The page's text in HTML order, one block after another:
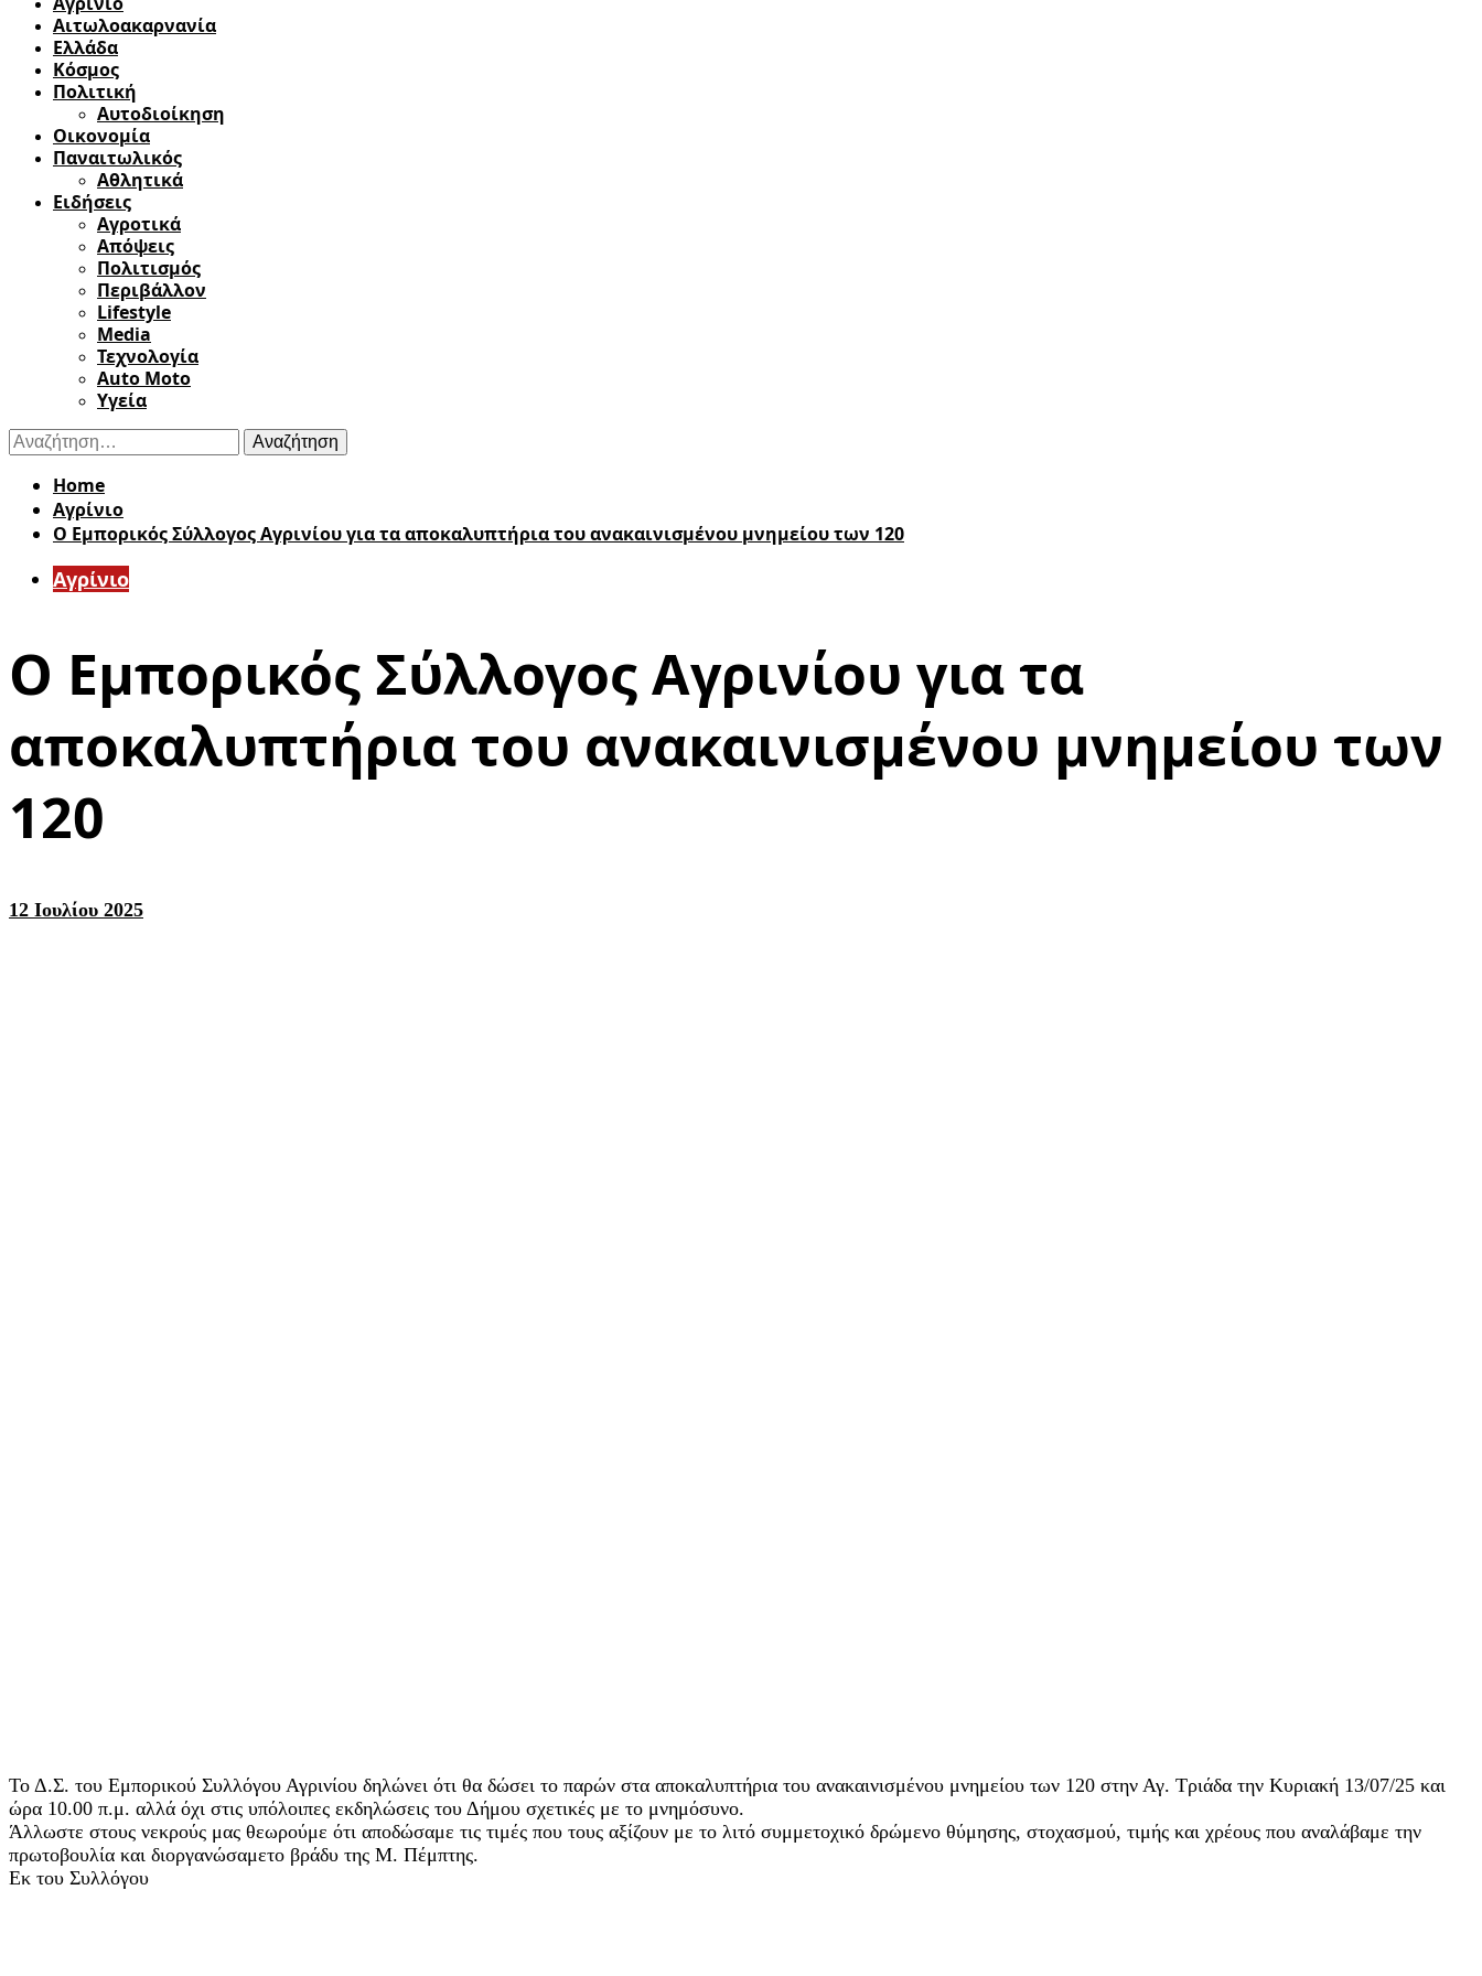
Αιτωλοακαρνανία
Ελλάδα
Κόσμος
Πολιτική
Αυτοδιοίκηση
Οικονομία
Παναιτωλικός
Αθλητικά
Ειδήσεις
Αγροτικά
Απόψεις
Πολιτισμός
Περιβάλλον
Lifestyle
Media
Τεχνολογία
Auto Moto
Υγεία
Αναζήτηση
για:
Home
Aγρίνιο
Ο Εμπορικός Σύλλογος Αγρινίου για τα αποκαλυπτήρια του ανακαινισμένου μνημείου των 120
Aγρίνιο
Ο Εμπορικός Σύλλογος Αγρινίου για τα
αποκαλυπτήρια του ανακαινισμένου μνημείου των
120
12 Ιουλίου 2025
Το Δ.Σ. του Εμπορικού Συλλόγου Αγρινίου δηλώνει ότι θα δώσει το παρών στα αποκαλυπτήρια του ανακαινισμένου μνημείου των 120 στην Αγ. Τριάδα την Κυριακή 13/07/25 και
ώρα 10.00 π.μ. αλλά όχι στις υπόλοιπες εκδηλώσεις του Δήμου σχετικές με το μνημόσυνο.
Άλλωστε στους νεκρούς μας θεωρούμε ότι αποδώσαμε τις τιμές που τους αξίζουν με το λιτό συμμετοχικό δρώμενο θύμησης, στοχασμού, τιμής και χρέους που αναλάβαμε την
πρωτοβουλία και διοργανώσαμετο βράδυ της Μ. Πέμπτης.
Εκ του Συλλόγου